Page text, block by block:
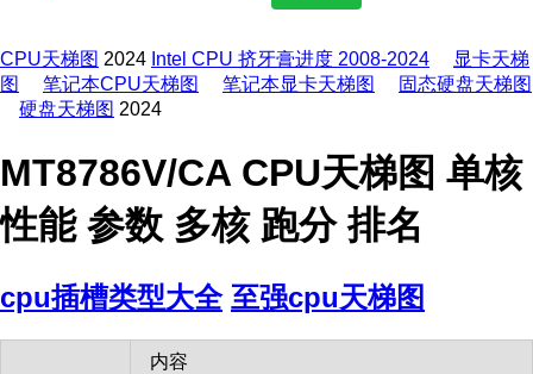
CPU天梯图 2024 Intel CPU 挤牙膏进度 2008-2024
显卡天梯
图
笔记本CPU天梯图 笔记本显卡天梯图
固态硬盘天梯图
硬盘天梯图 2024
MT8786V/CA CPU天梯图 单核
性能 参数 多核 跑分 排名
cpu插槽类型大全 至强cpu天梯图
内容